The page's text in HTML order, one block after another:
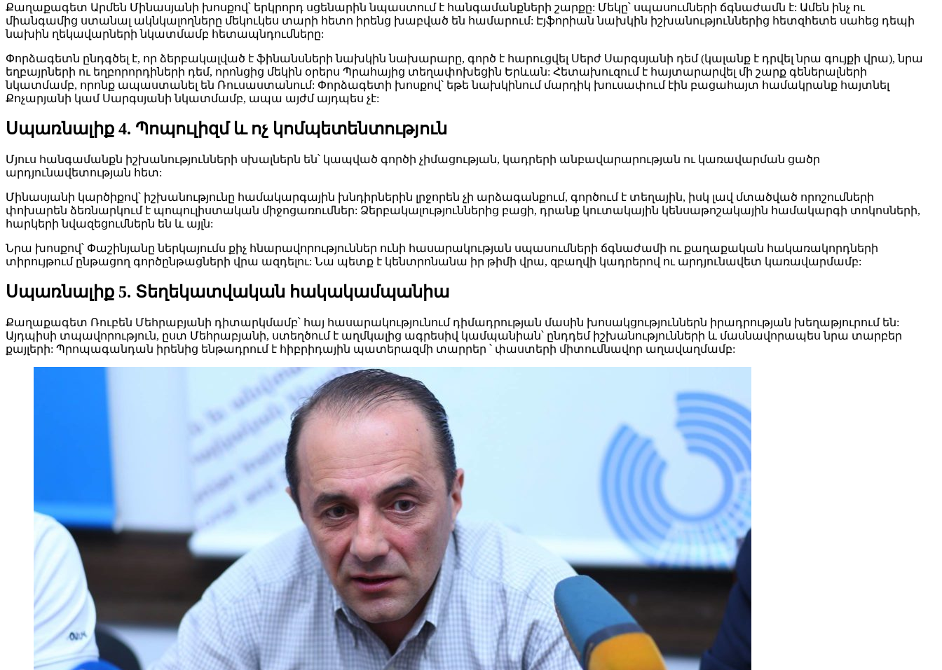
Քաղաքագետ Արմեն Մինասյանի խոսքով՝ երկրորդ սցենարին նպաստում է հանգամանքների շարքը: Մեկը՝ սպասումների ճգնաժամն է: Ամեն ինչ ու
միանգամից ստանալ ակնկալողները մեկուկես տարի հետո իրենց խաբված են համարում: Էյֆորիան նախկին իշխանություններից հետզհետե սահեց դեպի
նախին ղեկավարների նկատմամբ հետապնդումները:
Փորձագետն ընդգծել է, որ ձերբակալված է ֆինանսների նախկին նախարարը, գործ է հարուցվել Սերժ Սարգսյանի դեմ (կալանք է դրվել նրա գույքի վրա), նրա
եղբայրների ու եղբորորդիների դեմ, որոնցից մեկին օրերս Պրահայից տեղափոխեցին Երևան: Հետախուզում է հայտարարվել մի շարք գեներալների
նկատմամբ, որոնք ապաստանել են Ռուսաստանում: Փորձագետի խոսքով՝ եթե նախկինում մարդիկ խուսափում էին բացահայտ համակրանք հայտնել
Քոչարյանի կամ Սարգսյանի նկատմամբ, ապա այժմ այդպես չէ:
Սպառնալիք 4. Պոպուլիզմ և ոչ կոմպետենտություն
Մյուս հանգամանքն իշխանությունների սխալներն են՝ կապված գործի չիմացության, կադրերի անբավարարության ու կառավարման ցածր
արդյունավետության հետ:
Մինասյանի կարծիքով՝ իշխանությունը համակարգային խնդիրներին լրջորեն չի արձագանքում, գործում է տեղային, իսկ լավ մտածված որոշումների
փոխարեն ձեռնարկում է պոպուլիստական միջոցառումներ: Ձերբակալություններից բացի, դրանք կուտակային կենսաթոշակային համակարգի տոկոսների,
հարկերի նվազեցումներն են և այլն:
Նրա խոսքով՝ Փաշինյանը ներկայումս քիչ հնարավորություններ ունի հասարակության սպասումների ճգնաժամի ու քաղաքական հակառակորդների
տիրույթում ընթացող գործընթացների վրա ազդելու: Նա պետք է կենտրոնանա իր թիմի վրա, զբաղվի կադրերով ու արդյունավետ կառավարմամբ:
Սպառնալիք 5. Տեղեկատվական հակակամպանիա
Քաղաքագետ Ռուբեն Մեհրաբյանի դիտարկմամբ՝ հայ հասարակությունում դիմադրության մասին խոսակցություններն իրադրության խեղաթյուրում են:
Այդպիսի տպավորություն, ըստ Մեհրաբյանի, ստեղծում է աղմկալից ագրեսիվ կամպանիան՝ ընդդեմ իշխանությունների և մասնավորապես նրա տարբեր
քայլերի: Պրոպագանդան իրենից ենթադրում է հիբրիդային պատերազմի տարրեր ՝ փաստերի միտումնավոր աղավաղմամբ: